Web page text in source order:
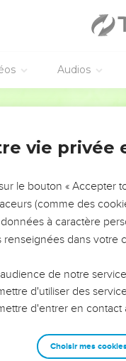
Audios
et dit : Feras-tu périr
en elle ?
manière, de faire
dit : Voici, je te prie,
t-il cinq, des
quarante-cinq.
lui parler, et dit :
trouve trente.
parler au Seigneur :
le Seigneur ne
: Je ne la détruirai pas,
vie privée
le bouton « Accepter
(comme des
à caractère
renseignées dans votre
de notre service
d'utiliser des
d'entrer en contact
Choisir mes